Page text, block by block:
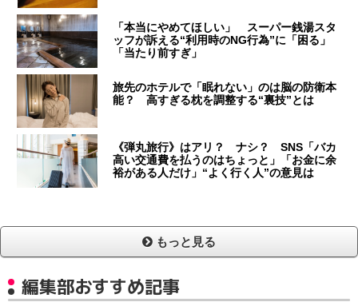
「本当にやめてほしい」 スーパー銭湯スタ
ッフが訴える“利用時のNG行為”に「困る」
「当たり前すぎ」
旅先のホテルで「眠れない」のは脳の防衛本
能？ 高すぎる枕を調整する“裏技”とは
《弾丸旅行》はアリ？ ナシ？ SNS「バカ
高い交通費を払うのはちょっと」「お金に余
裕がある人だけ」“よく行く人”の意見は
もっと見る
編集部おすすめ記事